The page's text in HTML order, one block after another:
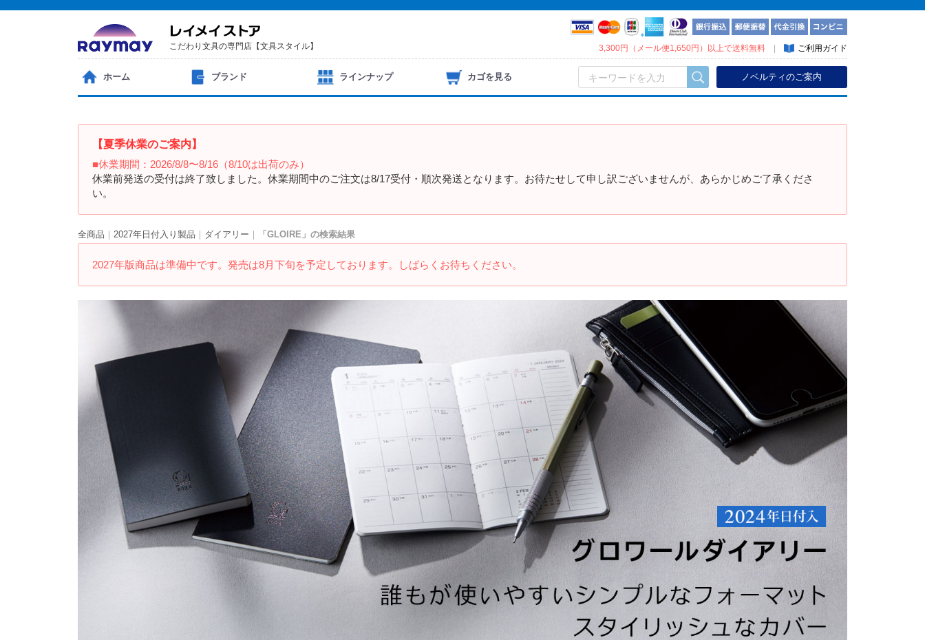
こだわり文具の専門店【文具スタイル】 3,300円（メール便1,650円）以上で送料無料 ご利用ガイド
ノベルティのご案内
ホーム ブランド ラインナップ カゴを見る
【夏季休業のご案内】
■休業期間：2026/8/8〜8/16（8/10は出荷のみ）
休業前発送の受付は終了致しました。休業期間中のご注文は8/17受付・順次発送となります。お待たせして申し訳ございませんが、あらかじめご了承くださ
い。
全商品 2027年日付入り製品 ダイアリー 「GLOIRE」の検索結果
2027年版商品は準備中です。発売は8月下旬を予定しております。しばらくお待ちください。